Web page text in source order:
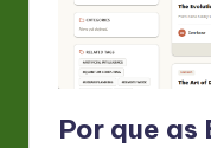
Por que as